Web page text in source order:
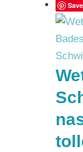
Save